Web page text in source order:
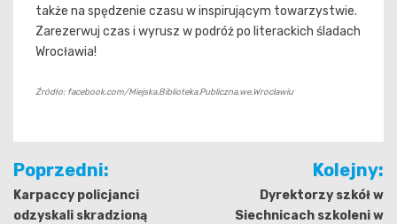
także na spędzenie czasu w inspirującym towarzystwie.
Zarezerwuj czas i wyrusz w podróż po literackich śladach
Wrocławia!
Źródło: facebook.com/Miejska.Biblioteka.Publiczna.we.Wroclawiu
Nawigacja
wpisu
Poprzedni:
Karpaccy policjanci
odzyskali skradzioną
Kolejny:
Dyrektorzy szkół w
Siechnicach szkoleni w